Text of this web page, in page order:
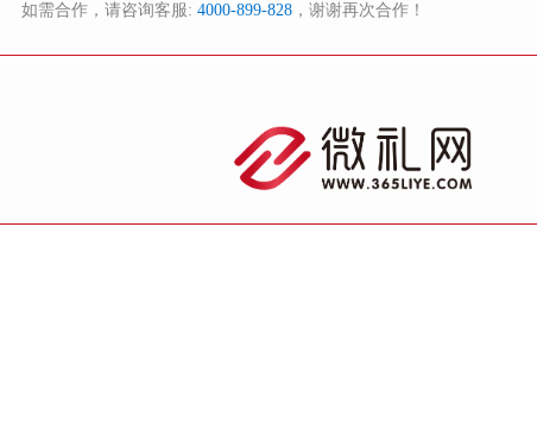
如需合作，请咨询客服: 4000-899-828 ，谢谢再次合作！